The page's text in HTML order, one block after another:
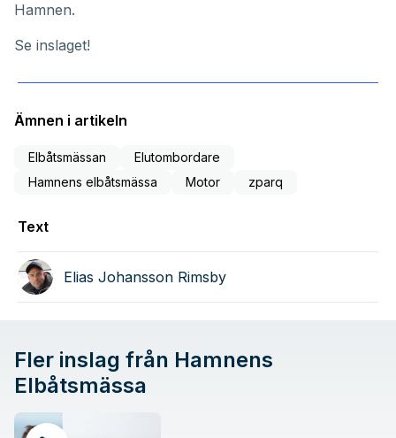
Hamnen.
Se inslaget!
Ämnen i artikeln
Elbåtsmässan
Elutombordare
Hamnens elbåtsmässa
Motor zparq
Text
Elias Johansson Rimsby
Fler inslag från Hamnens
Elbåtsmässa